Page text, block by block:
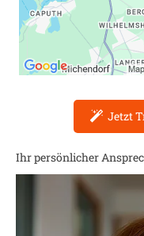
Jetzt
Ihr persönlicher